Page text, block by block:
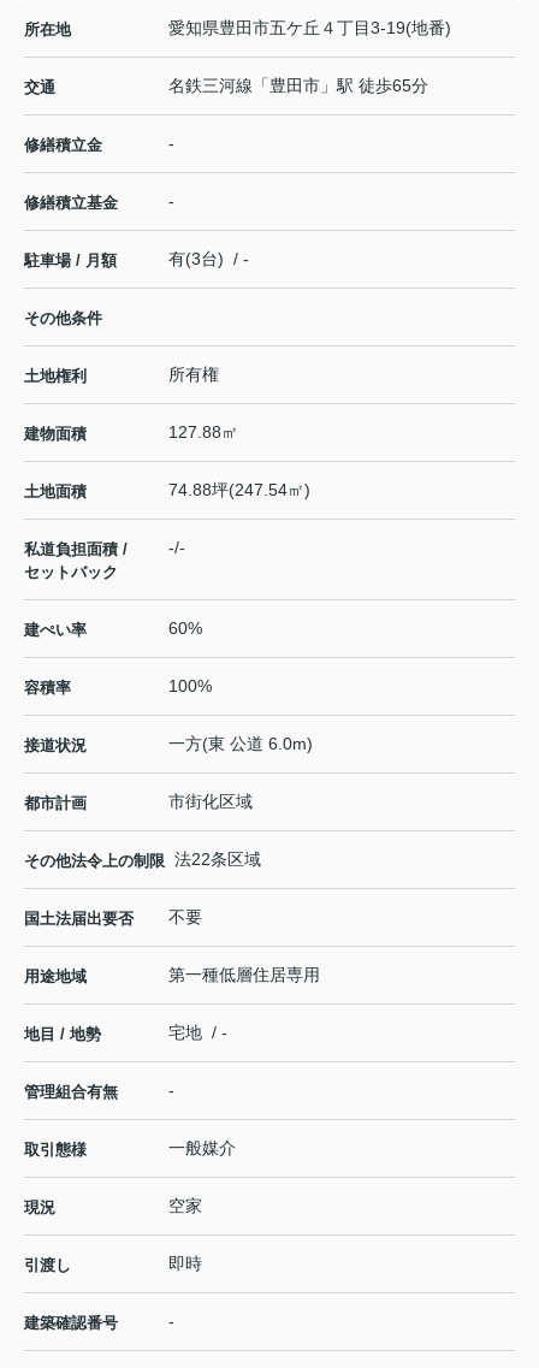
所在地 愛知県豊田市五ケ丘 ４丁目3-19(地番)
交通 名鉄三河線 「豊田市 」駅 徒歩65分
修繕積立金 -
修繕積立基金 -
駐車場 / 月額 有(3台) / -
その他条件
土地権利 所有権
建物面積 127.88㎡
土地面積 74.88坪(247.54㎡)
私道負担面積 /
セットバック
-/-
建ぺい率 60%
容積率 100%
接道状況 一方(東 公道 6.0m)
都市計画 市街化区域
その他法令上の制限 法22条区域
国土法届出要否 不要
用途地域 第一種低層住居専用
地目 / 地勢 宅地 / -
管理組合有無 -
取引態様 一般媒介
現況 空家
引渡し 即時
建築確認番号 -